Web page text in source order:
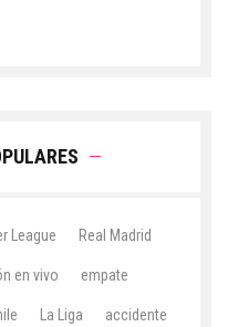
League Real Madrid
en vivo empate
La Liga accidente